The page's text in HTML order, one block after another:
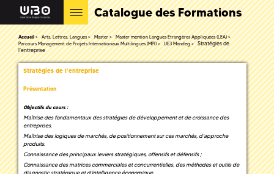
Catalogue des Formations
Accueil Arts, Lettres, Langues Master
Master mention Langues Etrangères Appliquées (LEA)
Parcours Management de Projets Internationaux Multilingues (MPI)
UE3 Mandeg
Stratégies de
l’entreprise
Stratégies de l’entreprise
Présentation
Objectifs du cours :
Maîtrise des fondamentaux des stratégies de développement et de croissance des
entreprises.
Maîtrise des logiques de marchés, de positionnement sur ces marchés, d’approche
produits.
Connaissance des principaux leviers stratégiques, offensifs et défensifs ;
Connaissance des matrices commerciales et concurrentielles, des méthodes et outils de
diagnostic stratégique et d’intelligence économique.